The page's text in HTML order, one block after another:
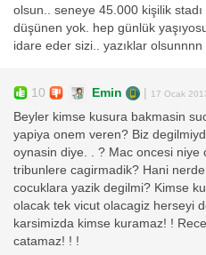
olsun.. seneye 45.000 kişilik stadı
düşünen yok. hep günlük
idare eder sizi.. yazıklar olsunnnn
10 Emin | 17 Ocak
Beyler kimse kusura bakmasin
yapiya onem veren? Biz
oynasin diye. . ? Mac oncesi niye
tribunlere cagirmadik? Hani
cocuklara yazik degilmi? Kimse
olacak tek vicut olacagiz herseyi
karsimizda kimse kuramaz! !
catamaz! ! !